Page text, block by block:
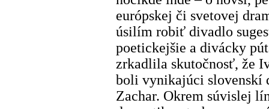
európskej či svetovej
úsilím robiť divadlo
poetickejšie a divácky
zrkadlila skutočnosť, že
boli vynikajúci slovenskí
Zachar. Okrem súvislej